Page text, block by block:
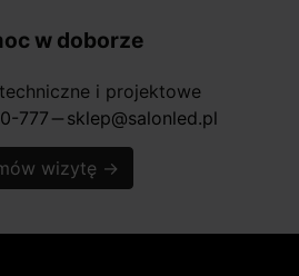
w doborze
i projektowe
777 horizontal_rule sklep@salonled.pl
wizytę →